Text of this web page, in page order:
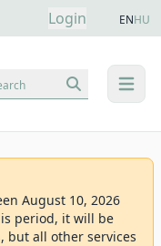
Login ENHU
menu
August 10, 2026
period, it will be
but all other services